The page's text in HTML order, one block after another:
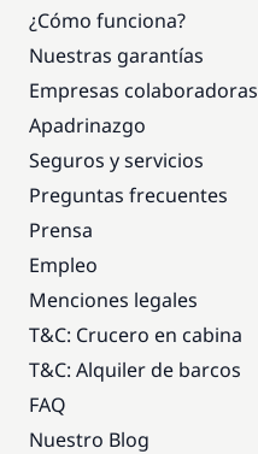
¿Cómo funciona?
Nuestras garantías
Empresas colaboradoras
Apadrinazgo
Seguros y servicios
Preguntas frecuentes
Prensa
Empleo
Menciones legales
T&C: Crucero en cabina
T&C: Alquiler de barcos
FAQ
Nuestro Blog